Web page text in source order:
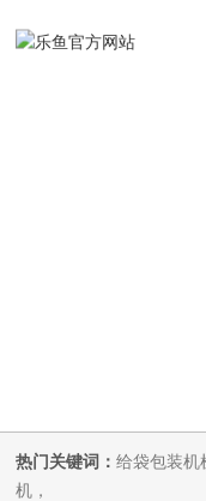
热门关键词：给袋包装机
机，